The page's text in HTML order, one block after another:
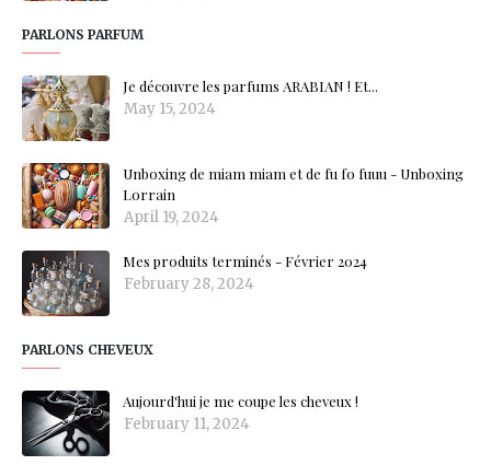
PARLONS PARFUM
Je découvre les parfums ARABIAN ! Et...
May 15, 2024
Unboxing de miam miam et de fu fo fuuu - Unboxing
Lorrain
April 19, 2024
Mes produits terminés - Février 2024
February 28, 2024
PARLONS CHEVEUX
Aujourd'hui je me coupe les cheveux !
February 11, 2024